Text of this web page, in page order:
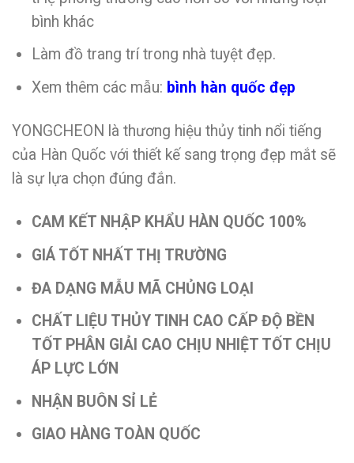
bình khác
Làm đồ trang trí trong nhà tuyệt đẹp.
Xem thêm các mẫu: bình hàn quốc đẹp
YONGCHEON là thương hiệu thủy tinh nổi tiếng
của Hàn Quốc với thiết kế sang trọng đẹp mắt sẽ
là sự lựa chọn đúng đắn.
CAM KẾT NHẬP KHẨU HÀN QUỐC 100%
GIÁ TỐT NHẤT THỊ TRƯỜNG
ĐA DẠNG MẪU MÃ CHỦNG LOẠI
CHẤT LIỆU THỦY TINH CAO CẤP ĐỘ BỀN
TỐT PHÂN GIẢI CAO CHỊU NHIỆT TỐT CHỊU
ÁP LỰC LỚN
NHẬN BUÔN SỈ LẺ
GIAO HÀNG TOÀN QUỐC